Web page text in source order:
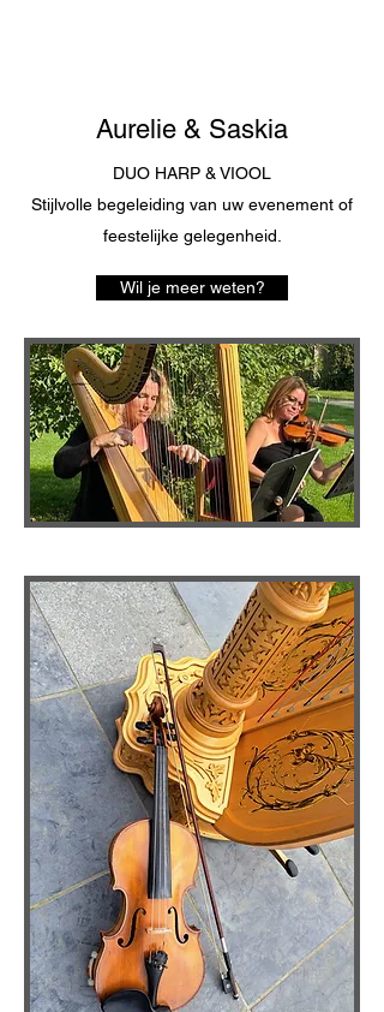
Aurelie & Saskia
DUO HARP & VIOOL
Stijlvolle begeleiding van uw evenement of
feestelijke gelegenheid.
Wil je meer weten?